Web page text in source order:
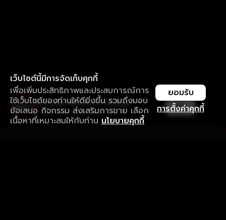
เว็บไซต์นี้มีการจัดเก็บคุกกี้
เพื่อเพิ่มประสิทธิภาพและประสบการณ์การ
ใช้เว็บไซต์ของท่านให้ดียิ่งขึ้น รวมถึงมอบ
ข้อเสนอ กิจกรรม ส่งเสริมการขาย เลือก
เนื้อหาที่เหมาะสมให้กับท่าน นโยบายคุกกี้
การตั้งค่าคุกกี้
ยอมรับ
ใช้งานแอป ลื่นไหลกว่า ไม่มีสะดุด
ดาวน์โหลดแอปเพื่อการรับชมที่ดีกว่า เปิด